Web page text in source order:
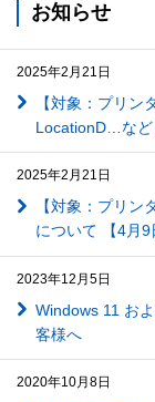
お知らせ
2025年2月21日
【対象：プリ
LocationD…など
2025年2月21日
【対象：プリ
について 【4月9
2023年12月5日
Windows 11 お
客様へ
2020年10月8日